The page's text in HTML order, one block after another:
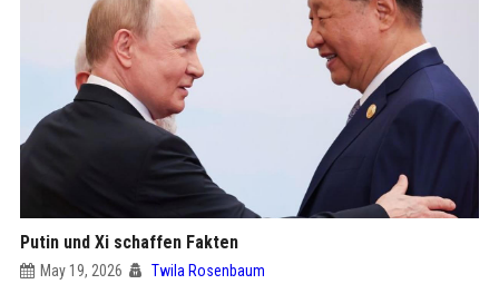
Putin und Xi schaffen Fakten
May 19, 2026 Twila Rosenbaum